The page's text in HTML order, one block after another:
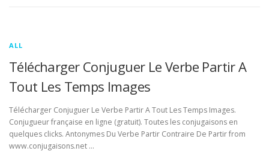
ALL
Télécharger Conjuguer Le Verbe Partir A
Tout Les Temps Images
Télécharger Conjuguer Le Verbe Partir A Tout Les Temps Images.
Conjugueur française en ligne (gratuit). Toutes les conjugaisons en
quelques clicks. Antonymes Du Verbe Partir Contraire De Partir from
www.conjugaisons.net …